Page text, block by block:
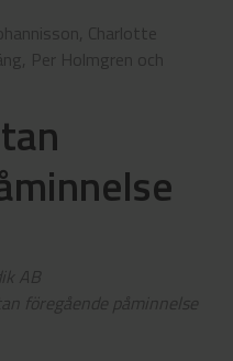
Charlotte
Per Holmgren och
AB
föregående påminnelse